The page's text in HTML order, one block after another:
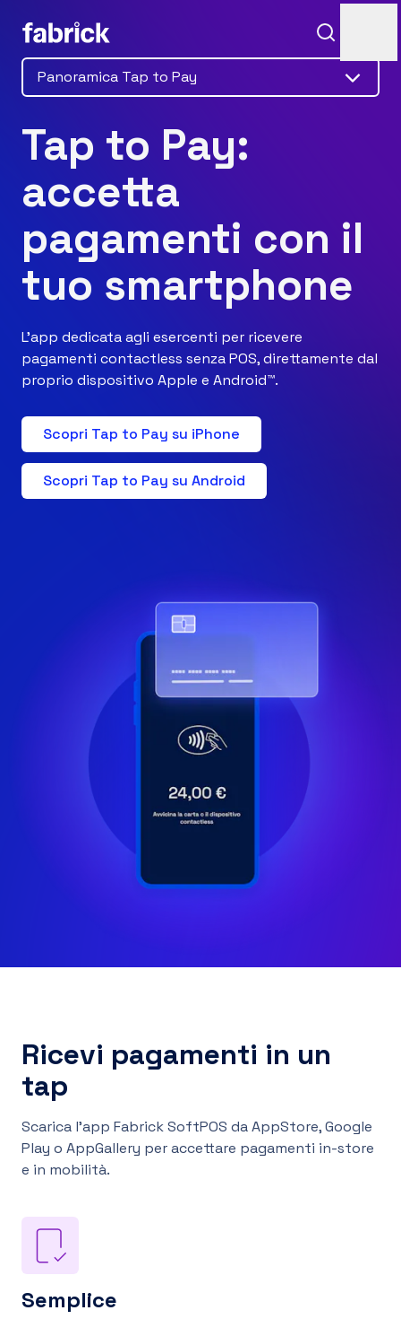
Assistenza
Contatti
Accedi
IT
Panoramica Tap to Pay
Tap to Pay:
accetta
pagamenti con il
tuo smartphone
L'app dedicata agli esercenti per ricevere
pagamenti contactless senza POS, direttamente dal
proprio dispositivo Apple e Android™.
Scopri Tap to Pay su iPhone
Scopri Tap to Pay su Android
Ricevi pagamenti in un
tap
Scarica l'app Fabrick SoftPOS da AppStore, Google
Play o AppGallery per accettare pagamenti in-store
e in mobilità.
Semplice